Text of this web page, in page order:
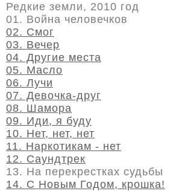
Редкие земли, 2010 год
01. Война человечков
02. Смог
03. Вечер
04. Другие места
05. Масло
06. Лучи
07. Девочка-друг
08. Шамора
09. Иди, я буду
10. Нет, нет, нет
11. Наркотикам - нет
12. Саундтрек
13. На перекрестках судьбы
14. С Новым Годом, крошка!